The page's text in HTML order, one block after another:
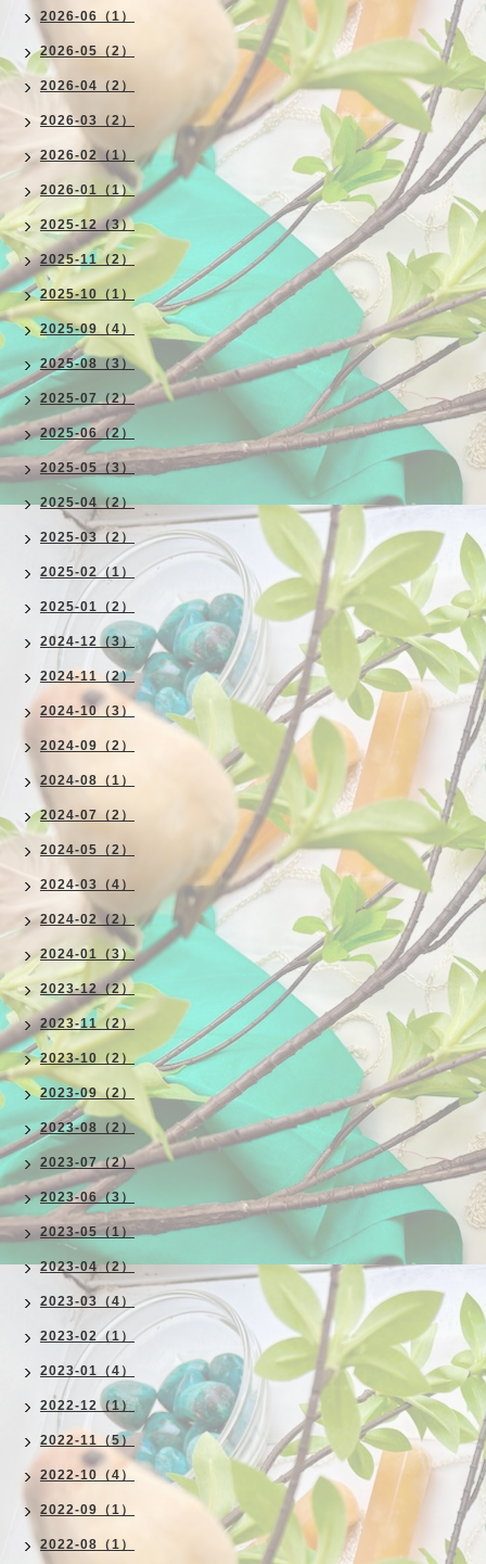
2026-06（1）
2026-05（2）
2026-04（2）
2026-03（2）
2026-02（1）
2026-01（1）
2025-12（3）
2025-11（2）
2025-10（1）
2025-09（4）
2025-08（3）
2025-07（2）
2025-06（2）
2025-05（3）
2025-04（2）
2025-03（2）
2025-02（1）
2025-01（2）
2024-12（3）
2024-11（2）
2024-10（3）
2024-09（2）
2024-08（1）
2024-07（2）
2024-05（2）
2024-03（4）
2024-02（2）
2024-01（3）
2023-12（2）
2023-11（2）
2023-10（2）
2023-09（2）
2023-08（2）
2023-07（2）
2023-06（3）
2023-05（1）
2023-04（2）
2023-03（4）
2023-02（1）
2023-01（4）
2022-12（1）
2022-11（5）
2022-10（4）
2022-09（1）
2022-08（1）